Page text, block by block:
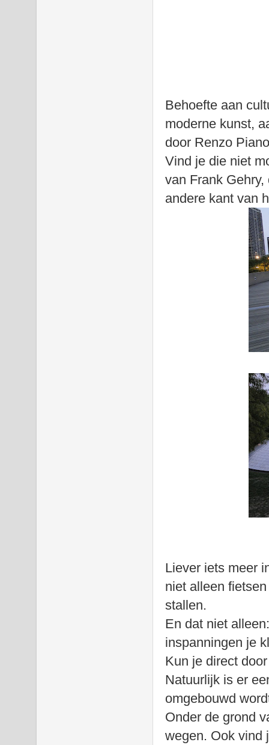
Behoefte aan
moderne kunst,
door Renzo
Vind je die niet
van Frank
andere kant van
Liever iets meer
niet alleen
stallen.
En dat niet
inspanningen je
Kun je direct
Natuurlijk is er
omgebouwd
Onder de grond
wegen. Ook vind